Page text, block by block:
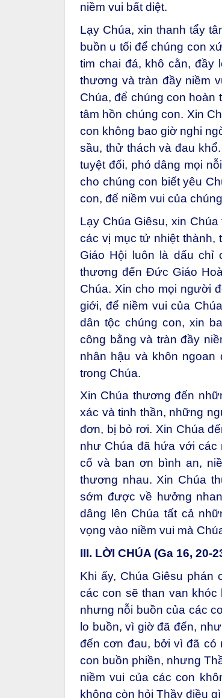
niềm vui bất diệt.
Lạy Chúa, xin thanh tẩy
buồn u tối để chúng con
tim chai đá, khô cằn, đầy
thương và tràn đầy niềm
Chúa, để chúng con hoàn
tâm hồn chúng con. Xin
con không bao giờ nghi
sầu, thử thách và đau
tuyệt đối, phó dâng mọi
cho chúng con biết yêu
con, để niềm vui của
Lạy Chúa Giêsu, xin
các vị mục tử nhiệt thành,
Giáo Hội luôn là dấu chỉ
thương đến Đức Giáo
Chúa. Xin cho mọi người
giới, để niềm vui của
dân tộc chúng con, xin
công bằng và tràn đầy
nhân hậu và khôn ngoan
trong Chúa.
Xin Chúa thương đến
xác và tinh thần, những
đơn, bị bỏ rơi. Xin Chúa
như Chúa đã hứa với các
cố và ban ơn bình an,
thương nhau. Xin Chúa
sớm được về hưởng
dâng lên Chúa tất cả
vọng vào niềm vui mà
III. LỜI CHÚA (Ga 16, 20-
Khi ấy, Chúa Giêsu phán
các con sẽ than van
nhưng nỗi buồn của các
lo buồn, vì giờ đã đến,
đến cơn đau, bởi vì đã có
con buồn phiền, nhưng
niềm vui của các con
không còn hỏi Thầy điều